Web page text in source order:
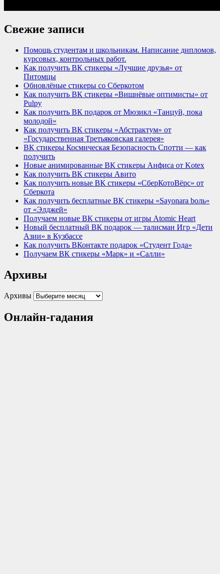
Свежие записи
Помощь студентам и школьникам. Написание дипломов,
курсовых, контрольных работ.
Как получить ВК стикеры «Лучшие друзья» от
Питомцы
Обновлёные стикеры со Сберкотом
Как получить ВК стикеры «Вишнёвые оптимисты» от
Pulpy
Как получить ВК подарок от Мюзикл «Танцуй, пока
молодой»
Как получить ВК стикеры «Абстрактум» от
«Государственная Третьяковская галерея»
ВК стикеры Космическая Безопасность Спотти — как
получить
Новые анимированные ВК стикеры Анфиса от Kotex
Как получить ВК стикеры Авито
Как получить новые ВК стикеры «СберКотоВёрс» от
Сберкота
Как получить бесплатные ВК стикеры «Sayonara bоль»
от «Элджей»
Получаем новые ВК стикеры от игры Atomic Heart
Новый бесплатный ВК подарок — талисман Игр «Дети
Азии» в Кузбассе
Как получить ВКонтакте подарок «Студент Года»
Получаем ВК стикеры «Марк» и «Салли»
Архивы
Архивы
Онлайн-гадания